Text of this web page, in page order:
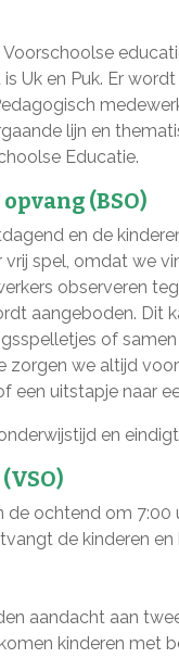
Uk en Puk. Er
lijn en
Educatie.
(BSO)
en de
vrij spel, omdat we
observeren
aangeboden. Dit
of
zorgen we altijd
een uitstapje naar
en eindigt
ochtend om 7:00
de kinderen
aandacht aan
kinderen met